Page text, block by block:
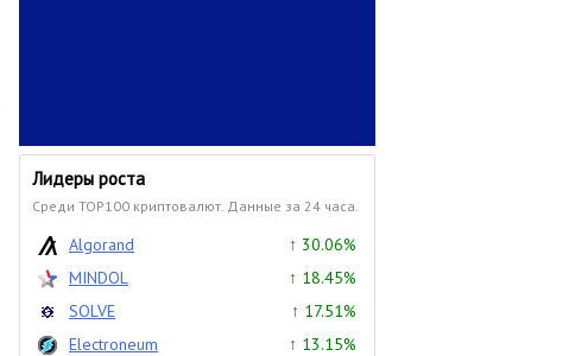
Лидеры роста
Среди TOP100 криптовалют. Данные за 24 часа.
Algorand
↑ 30.06%
MINDOL
↑ 18.45%
SOLVE
↑ 17.51%
Electroneum
↑ 13.15%